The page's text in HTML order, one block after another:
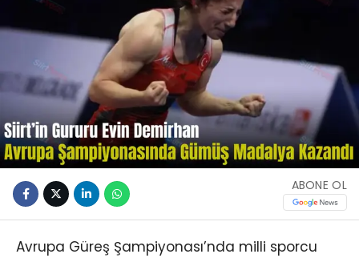
ABONE OL
Avrupa Güreş Şampiyonası’nda milli sporcu